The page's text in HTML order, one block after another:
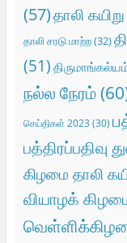
(57)தாலி
தாலி சரடு மாற்ற(32)
(51)
நல்ல நேரம்
செய்திகள் 2023 (30)
பத்திரப்பதிவு
கிழமை தாலி
வியாழக்